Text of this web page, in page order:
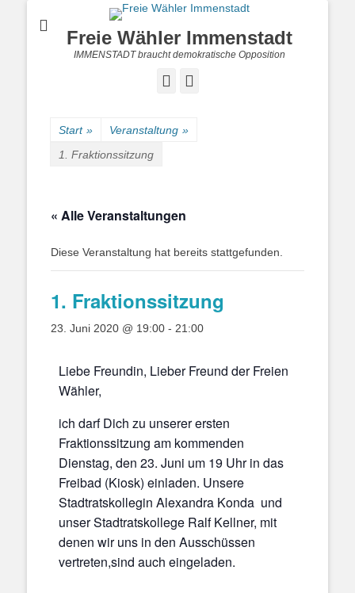
Freie Wähler Immenstadt
IMMENSTADT braucht demokratische Opposition
Facebook
Start » Veranstaltung »
1. Fraktionssitzung
« Alle Veranstaltungen
Diese Veranstaltung hat bereits stattgefunden.
1. Fraktionssitzung
23. Juni 2020 @ 19:00 - 21:00
Liebe Freundin, Lieber Freund der Freien
Wähler,
ich darf Dich zu unserer ersten
Fraktionssitzung am kommenden
Dienstag, den 23. Juni um 19 Uhr in das
Freibad (Kiosk) einladen. Unsere
Stadtratskollegin Alexandra Konda und
unser Stadtratskollege Ralf Kellner, mit
denen wir uns in den Ausschüssen
vertreten,sind auch eingeladen.